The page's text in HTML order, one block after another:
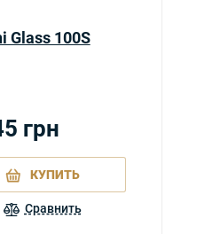
Glass 100S
грн
КУПИТЬ
Сравнить